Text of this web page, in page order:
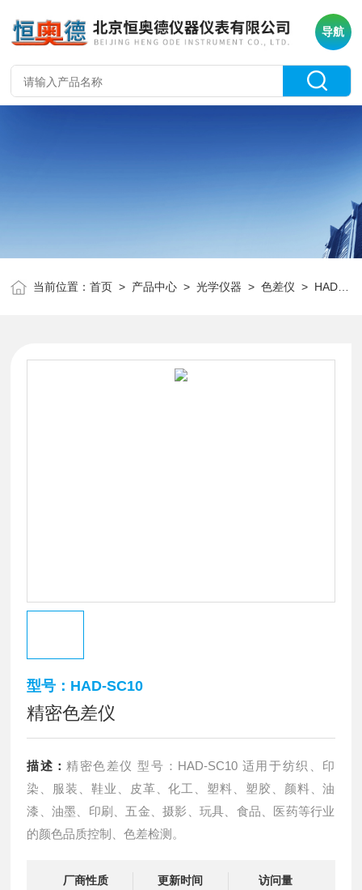
导航
当前位置：首页 > 产品中心 >光学仪器 >色差仪 > HAD-SC10精密色差仪
型号：HAD-SC10
精密色差仪
描述： 精密色差仪 型号：HAD-SC10 适用于纺织、印
染、服装、鞋业、皮革、化工、塑料、塑胶、颜料、油
漆、油墨、印刷、五金、摄影、玩具、食品、医药等行业
的颜色品质控制、色差检测。
厂商性质
更新时间
访问量